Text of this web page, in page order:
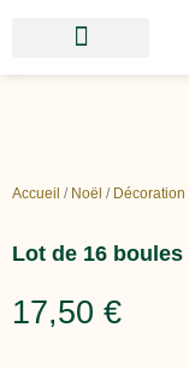
Accueil / Noël / Décoration
Lot de 16 boules
17,50 €